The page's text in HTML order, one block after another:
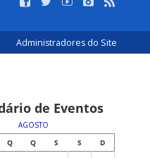
Administradores do Site
de Eventos
AGOSTO
Q Q S S D